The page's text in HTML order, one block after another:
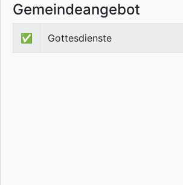
Gemeindeangebot
✅ Gottesdienste